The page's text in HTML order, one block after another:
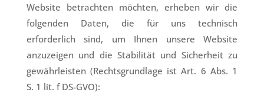
Website betrachten möchten, erheben wir die
folgenden Daten, die für uns technisch
erforderlich sind, um Ihnen unsere Website
anzuzeigen und die Stabilität und Sicherheit zu
gewährleisten (Rechtsgrundlage ist Art. 6 Abs. 1
S. 1 lit. f DS-GVO):